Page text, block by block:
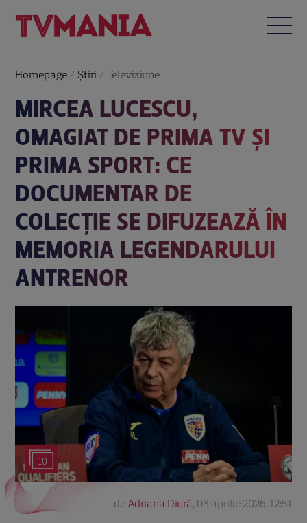
Homepage / Știri / Televiziune
MIRCEA LUCESCU,
OMAGIAT DE PRIMA TV ȘI
PRIMA SPORT: CE
DOCUMENTAR DE
COLECȚIE SE DIFUZEAZĂ ÎN
MEMORIA LEGENDARULUI
ANTRENOR
10
deAdriana Diură, 08 aprilie 2026, 12:51